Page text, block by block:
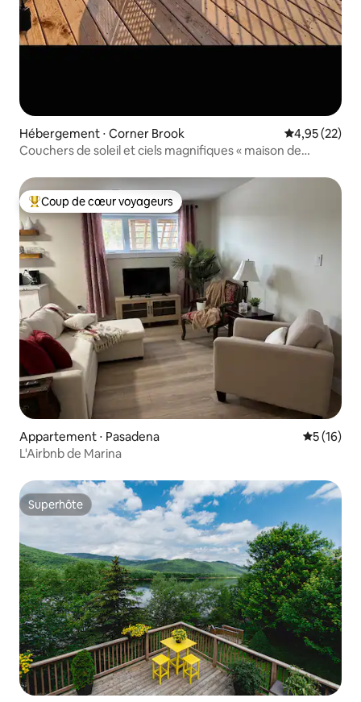
Hébergement ⋅ Corner Brook Évaluation
4,95 (22)
Couchers de soleil et ciels magnifiques « maison de
Coups de cœur voyageurs les plus appréciés
Coup de cœur voyageurs
Appartement ⋅ Pasadena
5 (16)
L'Airbnb de Marina
Superhôte
Superhôte